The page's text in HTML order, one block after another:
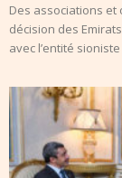
Des associations
décision des
avec l’entité